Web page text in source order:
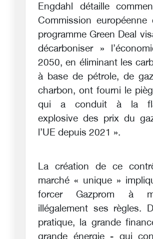
Engdahl détaille
Commission européenne
programme Green Deal
décarboniser »
2050, en éliminant les
à base de pétrole, de
charbon, ont fourni le
qui a conduit à la
explosive des prix du
l’UE depuis 2021 ».
La création de ce
marché « unique »
forcer Gazprom à
illégalement ses règles.
pratique, la grande